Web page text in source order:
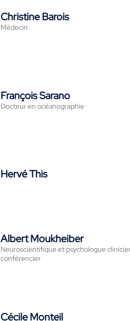
Christine Barois
Médecin
François Sarano
Docteur en océanographie
Hervé This
Albert Moukheiber
Neuroscientifique et psychologue
conférencier
Cécile Monteil